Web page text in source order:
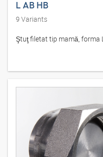
L AB HB
9 Variants
Ştuţ filetat tip mamă, forma L